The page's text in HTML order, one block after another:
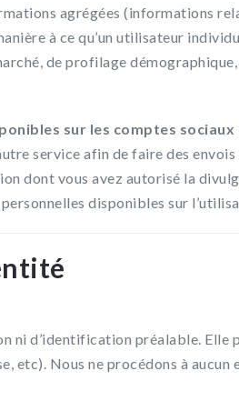
agrégées (informations
à ce qu’un utilisateur
de profilage
sur les comptes
service afin de faire des
dont vous avez autorisé la
disponibles sur
ni d’identification préalable. Elle
etc). Nous ne procédons à